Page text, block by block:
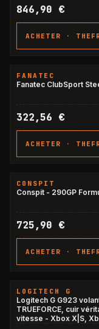
846,90 €
ACHETER ·
FANATEC
Fanatec ClubSport
322,56 €
ACHETER ·
RUPTURE
CONSPIT
Conspit - 290GP
725,90 €
ACHETER ·
LOGITECH G
Logitech G G923
TRUEFORCE, cuir
vitesse - Xbox X|S,